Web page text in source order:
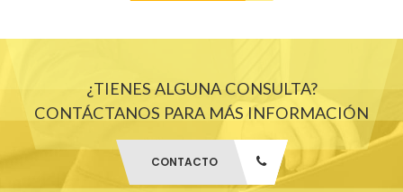
¿TIENES ALGUNA CONSULTA?
CONTÁCTANOS PARA MÁS INFORMACIÓN
CONTACTO